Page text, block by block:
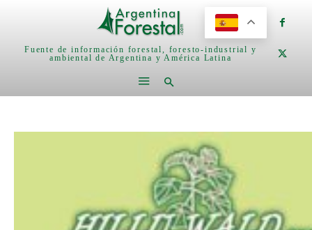
Fuente de información forestal, foresto-industrial y
ambiental de Argentina y América Latina